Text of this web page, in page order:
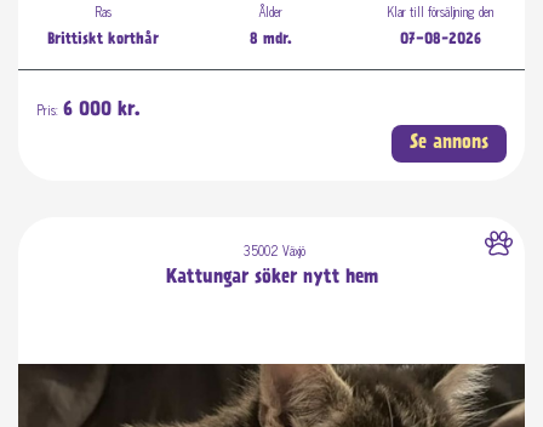
Ras
Brittiskt korthår
Ålder
8 mdr.
Klar till försäljning den
07-08-2026
Pris: 6 000 kr.
Se annons
35002 Växjö
Kattungar söker nytt hem